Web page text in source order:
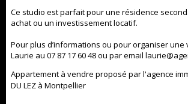
Ce studio est parfait pour une résidence
achat ou un investissement locatif.
Pour plus d’informations ou pour organiser une
Laurie au 07 87 17 60 48 ou par email
Appartement à vendre proposé par l'agence
DU LEZ à Montpellier